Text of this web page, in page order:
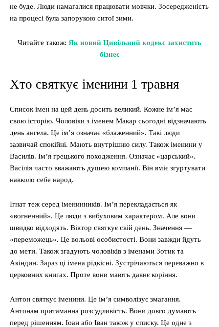
не буде. Люди намагалися працювати мовчки. Зосередженість
на процесі була запорукою ситої зими.
Читайте також: Як новий Цивільний кодекс захистить
бізнес
Хто святкує іменини 1 травня
Список імен на цей день досить великий. Кожне ім’я має
свою історію. Чоловіки з іменем Макар сьогодні відзначають
день ангела. Це ім’я означає «блаженний». Такі люди
зазвичай спокійні. Мають внутрішню силу. Також іменини у
Василів. Ім’я грецького походження. Означає «царський».
Васілія часто вважають душею компанії. Він вміє згуртувати
навколо себе народ.
Ігнат теж серед іменинників. Ім’я перекладається як
«вогненний». Це люди з вибуховим характером. Але вони
швидко відходять. Віктор святкує свій день. Значення —
«переможець». Це вольові особистості. Вони завжди йдуть
до мети. Також згадують чоловіків з іменами Зотик та
Акіндин. Зараз ці імена рідкісні. Зустрічаються переважно в
церковних книгах. Проте вони мають давнє коріння.
Антон святкує іменини. Це ім’я символізує змагання.
Антонам притаманна розсудливість. Вони довго думають
перед рішенням. Іоан або Іван також у списку. Це одне з